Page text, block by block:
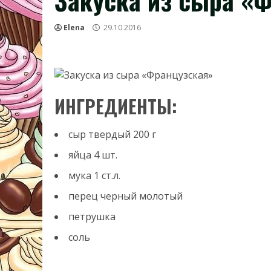
Elena 29.10.2016
ИНГРЕДИЕНТЫ:
сыр твердый 200 г
яйца 4 шт.
мука 1 ст.л.
перец черный молотый
петрушка
соль